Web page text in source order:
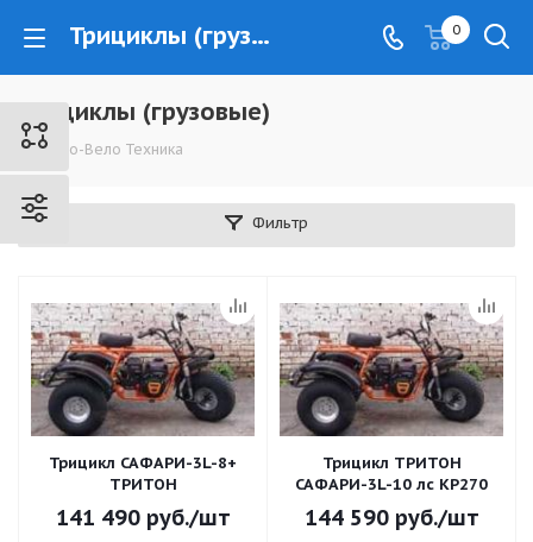
Трициклы (грузовые) - www.kovrovec.ru 0
Трициклы (грузовые)
Мото-Вело Техника
Фильтр
Трицикл САФАРИ-3L-8+
ТРИТОН
141 490руб./шт
Трицикл ТРИТОН
САФАРИ-3L-10 лс KP270
144 590руб./шт